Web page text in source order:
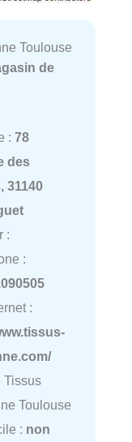
Toulouse
de
: 78
des
31140
:
:
:
Tissus
Toulouse
: non